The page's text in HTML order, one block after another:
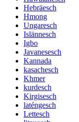
Hebräesch
Hmong
Ungaresch
Islännesch
Igbo
Javanesesch
Kannada
kasachesch
Khmer
kurdesch
Kirgisesch
laténgesch
Lettesch